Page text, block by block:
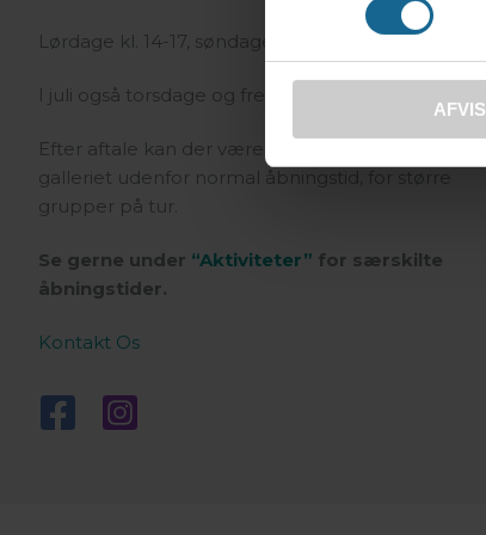
AFVIS
Lørdage kl. 14-17, søndage & helligdage kl. 11-17.
I juli også torsdage og fredage kl. 14-17.
Efter aftale kan der være mulighed for at åbne
galleriet udenfor normal åbningstid, for større
grupper på tur.
Se gerne under “Aktiviteter” for særskilte
åbningstider.
Kontakt Os